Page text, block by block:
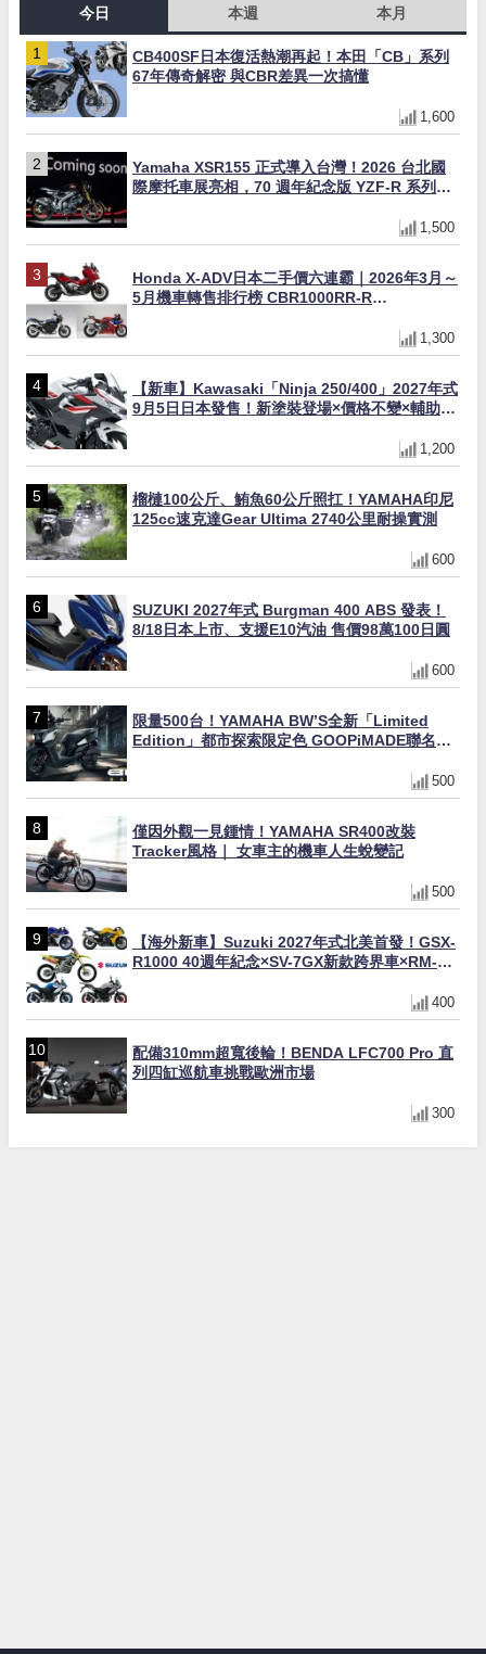
今日 本週 本月
CB400SF日本復活熱潮再起！本田「CB」系列
67年傳奇解密 與CBR差異一次搞懂
1,600
Yamaha XSR155 正式導入台灣！2026 台北國
際摩托車展亮相，70 週年紀念版 YZF-R 系列限
1,500
Honda X-ADV日本二手價六連霸｜2026年3月～
5月機車轉售排行榜 CBR1000RR-R
1,300
【新車】Kawasaki「Ninja 250/400」2027年式
9月5日日本發售！新塗裝登場×價格不變×輔助滑
1,200
榴槤100公斤、鮪魚60公斤照扛！YAMAHA印尼
125cc速克達Gear Ultima 2740公里耐操實測
600
SUZUKI 2027年式 Burgman 400 ABS 發表！
8/18日本上市、支援E10汽油 售價98萬100日圓
600
限量500台！YAMAHA BW’S全新「Limited
Edition」都市探索限定色 GOOPiMADE聯名包
500
僅因外觀一見鍾情！YAMAHA SR400改裝
Tracker風格｜ 女車主的機車人生蛻變記
500
【海外新車】Suzuki 2027年式北美首發！GSX-
R1000 40週年紀念×SV-7GX新款跨界車×RM-
400
配備310mm超寬後輪！BENDA LFC700 Pro 直
列四缸巡航車挑戰歐洲市場
300